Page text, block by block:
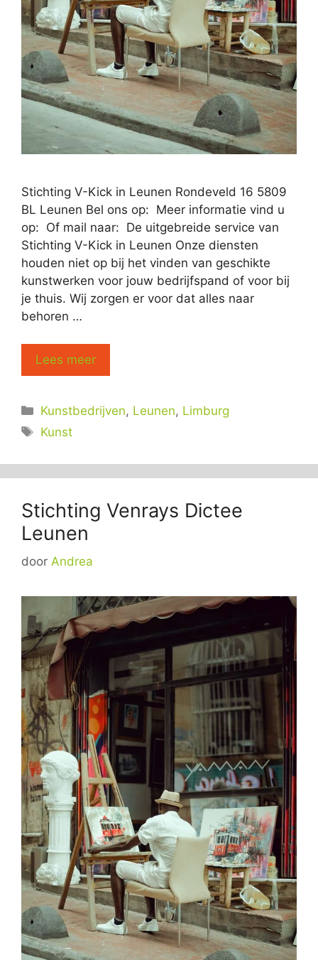
Stichting V-Kick in Leunen Rondeveld 16 5809
BL Leunen Bel ons op: Meer informatie vind u
op: Of mail naar: De uitgebreide service van
Stichting V-Kick in Leunen Onze diensten
houden niet op bij het vinden van geschikte
kunstwerken voor jouw bedrijfspand of voor bij
je thuis. Wij zorgen er voor dat alles naar
behoren …
Lees meer
Categorieën
Kunstbedrijven, Leunen, Limburg
Tags
Kunst
Stichting Venrays Dictee
Leunen
door Andrea